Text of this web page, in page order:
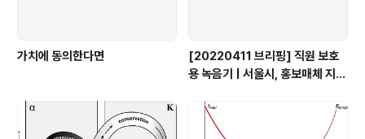
가치에 동의한다면
[20220411 브리핑] 직원 보호
용 녹음기 | 서울시, 홍보매체 지원